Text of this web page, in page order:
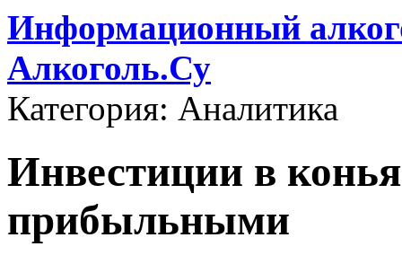
Информационный
Алкоголь.Су
Категория: Аналитика
Инвестиции в
прибыльными